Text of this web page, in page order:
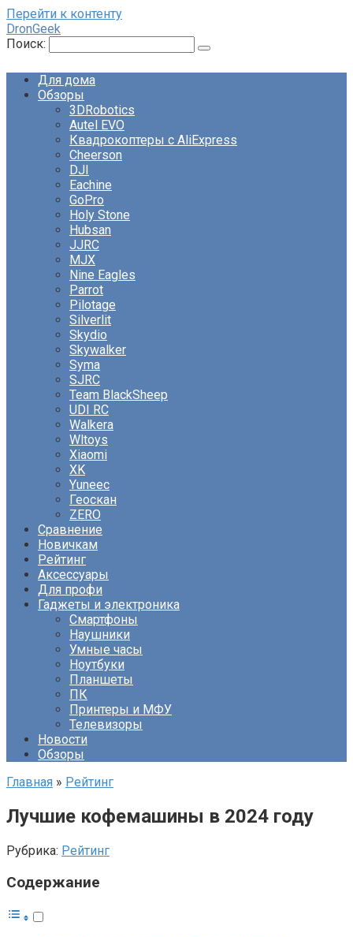
Перейти к контенту
DronGeek
Поиск:
Для дома
Обзоры
3DRobotics
Autel EVO
Квадрокоптеры с AliExpress
Cheerson
DJI
Eachine
GoPro
Holy Stone
Hubsan
JJRC
MJX
Nine Eagles
Parrot
Pilotage
Silverlit
Skydio
Skywalker
Syma
SJRC
Team BlackSheep
UDI RC
Walkera
Wltoys
Xiaomi
XK
Yuneec
Геоскан
ZERO
Сравнение
Новичкам
Рейтинг
Аксессуары
Для профи
Гаджеты и электроника
Смартфоны
Наушники
Умные часы
Ноутбуки
Планшеты
ПК
Принтеры и МФУ
Телевизоры
Новости
Обзоры
Главная » Рейтинг
Лучшие кофемашины в 2024 году
Рубрика: Рейтинг
Содержание